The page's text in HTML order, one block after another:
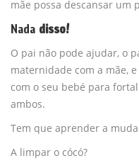
mãe possa descansar um
Nada disso!
O pai não pode ajudar, o
maternidade com a mãe,
com o seu bebé para
ambos.
Tem que aprender a
A limpar o cócó?